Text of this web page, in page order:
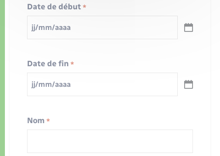
Date de début *
JJ
AAAA
Date de fin *
JJ
AAAA
Nom *